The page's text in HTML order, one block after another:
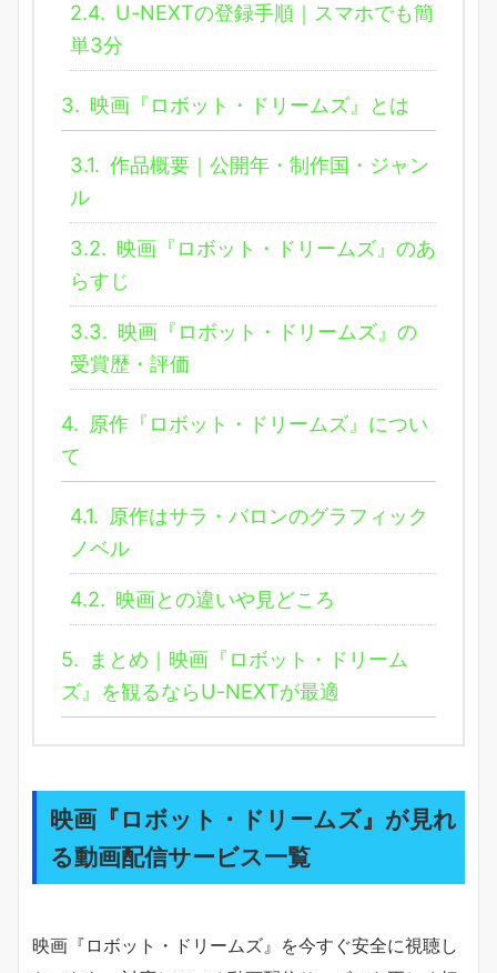
2.4. U-NEXTの登録手順｜スマホでも簡
単3分
3. 映画『ロボット・ドリームズ』とは
3.1. 作品概要｜公開年・制作国・ジャン
ル
3.2. 映画『ロボット・ドリームズ』のあ
らすじ
3.3. 映画『ロボット・ドリームズ』の
受賞歴・評価
4. 原作『ロボット・ドリームズ』につい
て
4.1. 原作はサラ・バロンのグラフィック
ノベル
4.2. 映画との違いや見どころ
5.
まとめ｜映画『ロボット・ドリーム
ズ』を観るならU-NEXTが最適
映画『ロボット・ドリームズ』が見れ
る動画配信サービス一覧
映画『ロボット・ドリームズ』を今すぐ安全に視聴し